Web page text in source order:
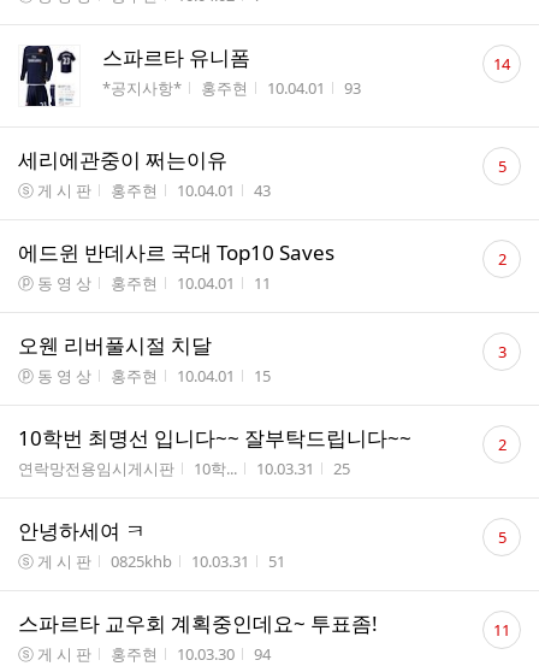
스파르타 유니폼
게시판명
*공지사항* 작성자
홍주현 작성시간
10.04.01 조회수
93
댓
글14
세리에관중이 쩌는이유
게시판명
ⓢ 게 시 판 작성자
홍주현 작성시간
10.04.01 조회수
43
댓
글 5
에드윈 반데사르 국대 Top10 Saves
게시판명
ⓟ 동 영 상 작성자
홍주현 작성시간
10.04.01 조회수
11
댓
글 2
오웬 리버풀시절 치달
게시판명
ⓟ 동 영 상 작성자
홍주현 작성시간
10.04.01 조회수
15
댓
글 3
10학번 최명선 입니다~~ 잘부탁드립니다~~
게시판명
연락망전용임시게시판 작성자
10학... 작성시간
10.03.31 조회수
25
댓
글 2
안녕하세여 ㅋ
게시판명
ⓢ 게 시 판 작성자
0825khb 작성시간
10.03.31 조회수
51
댓
글 5
스파르타 교우회 계획중인데요~ 투표좀!
게시판명
ⓢ 게 시 판 작성자
홍주현 작성시간
10.03.30 조회수
94
댓
글11